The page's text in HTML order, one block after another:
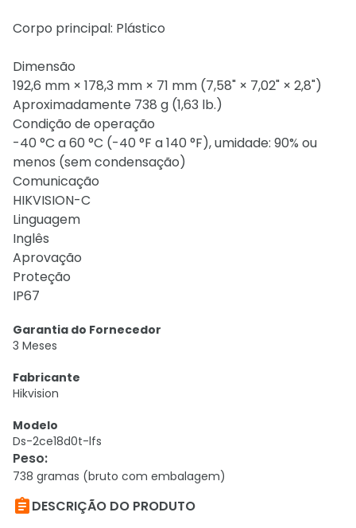
Corpo principal: Plástico
Dimensão
192,6 mm × 178,3 mm × 71 mm (7,58" × 7,02" × 2,8")
Aproximadamente 738 g (1,63 lb.)
Condição de operação
-40 °C a 60 °C (-40 °F a 140 °F), umidade: 90% ou
menos (sem condensação)
Comunicação
HIKVISION-C
Linguagem
Inglês
Aprovação
Proteção
IP67
Garantia do Fornecedor
3 Meses
Fabricante
Hikvision
Modelo
Ds-2ce18d0t-lfs
Peso:
738 gramas (bruto com embalagem)
DESCRIÇÃO DO PRODUTO